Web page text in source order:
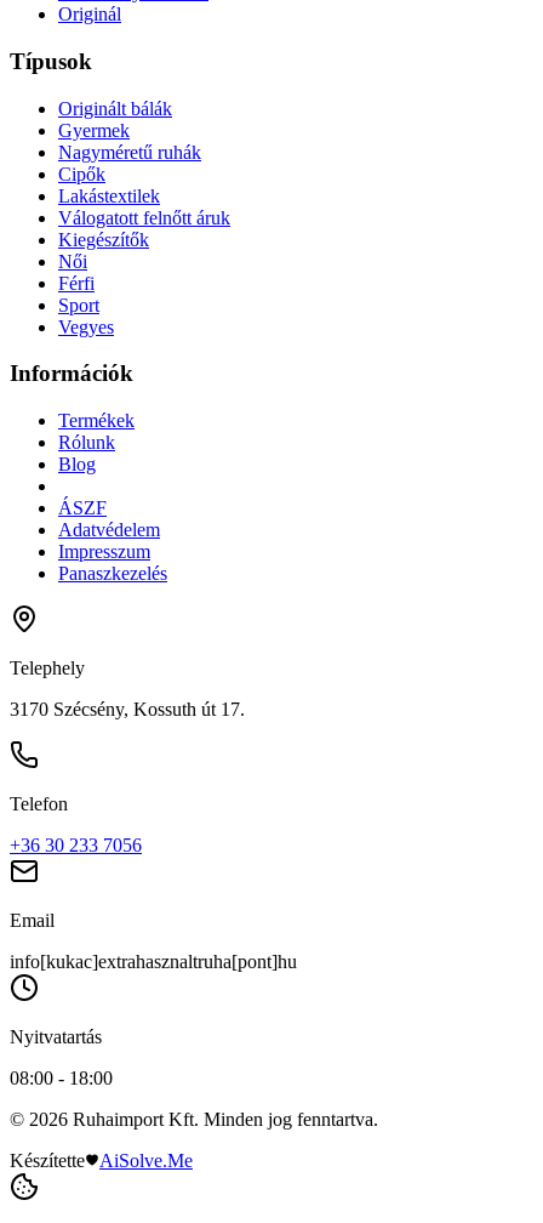
Originál
Típusok
Originált bálák
Gyermek
Nagyméretű ruhák
Cipők
Lakástextilek
Válogatott felnőtt áruk
Kiegészítők
Női
Férfi
Sport
Vegyes
Információk
Termékek
Rólunk
Blog
ÁSZF
Adatvédelem
Impresszum
Panaszkezelés
Telephely
3170 Szécsény, Kossuth út 17.
Telefon
+36 30 233 7056
Email
info[kukac]extrahasznaltruha[pont]hu
Nyitvatartás
08:00 - 18:00
© 2026 Ruhaimport Kft. Minden jog fenntartva.
Készítette
AiSolve.Me